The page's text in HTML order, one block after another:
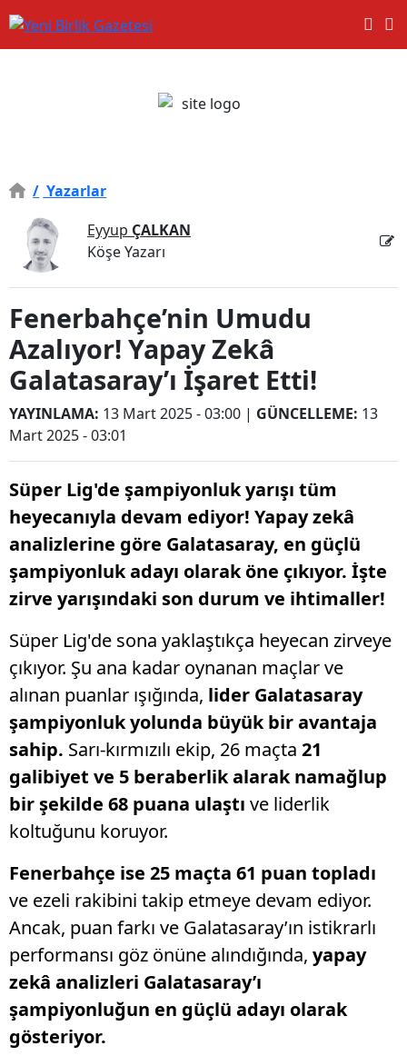
/ Yazarlar
Eyyup ÇALKAN
Köşe Yazarı
Fenerbahçe’nin Umudu
Azalıyor! Yapay Zekâ
Galatasaray’ı İşaret Etti!
YAYINLAMA: 13 Mart 2025 - 03:00 | GÜNCELLEME: 13
Mart 2025 - 03:01
Süper Lig'de şampiyonluk yarışı tüm
heyecanıyla devam ediyor! Yapay zekâ
analizlerine göre Galatasaray, en güçlü
şampiyonluk adayı olarak öne çıkıyor. İşte
zirve yarışındaki son durum ve ihtimaller!
Süper Lig'de sona yaklaştıkça heyecan zirveye
çıkıyor. Şu ana kadar oynanan maçlar ve
alınan puanlar ışığında, lider Galatasaray
şampiyonluk yolunda büyük bir avantaja
sahip. Sarı-kırmızılı ekip, 26 maçta 21
galibiyet ve 5 beraberlik alarak namağlup
bir şekilde 68 puana ulaştı ve liderlik
koltuğunu koruyor.
Fenerbahçe ise 25 maçta 61 puan topladı
ve ezeli rakibini takip etmeye devam ediyor.
Ancak, puan farkı ve Galatasaray’ın istikrarlı
performansı göz önüne alındığında, yapay
zekâ analizleri Galatasaray’ı
şampiyonluğun en güçlü adayı olarak
gösteriyor.